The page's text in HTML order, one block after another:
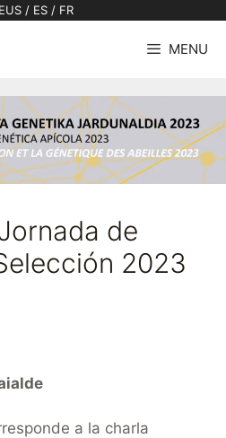
EUS / ES / FR
MENU
de
2023
a la charla